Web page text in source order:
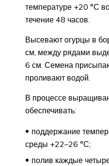
температуре +20 °С
течение 48 часов.
Высевают огурцы в
см, между рядами
6 см. Семена
проливают водой.
В процессе
обеспечивать:
поддержание
среды +22–26 °С;
полив каждые